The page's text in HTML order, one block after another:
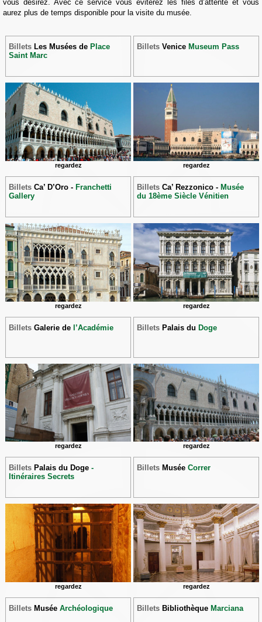
vous désirez. Avec ce service vous éviterez les files d’attente et vous
aurez plus de temps disponible pour la visite du musée.
Billets Les Musées de Place
Saint Marc
regardez
Billets Venice Museum Pass
regardez
Billets Ca’ D’Oro - Franchetti
Gallery
regardez
Billets Ca’ Rezzonico - Musée
du 18ème Siècle Vénitien
regardez
Billets Galerie del’Académie
regardez
Billets Palais duDoge
regardez
Billets Palais du Doge -
Itinéraires Secrets
regardez
Billets MuséeCorrer
regardez
Billets MuséeArchéologique Billets Bibliothèque Marciana